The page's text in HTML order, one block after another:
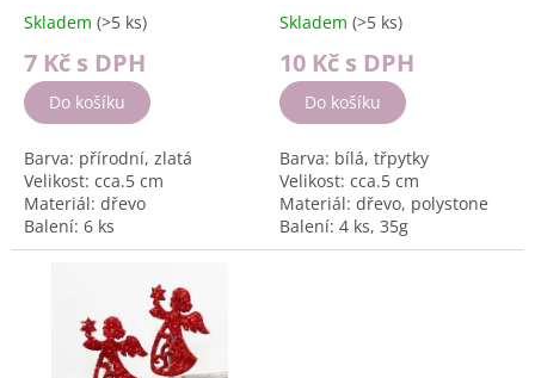
ůSkladem (>5 ks)
7 Kč s DPH
Do košíku
Barva: přírodní, zlatá
Velikost: cca.5 cm
Materiál: dřevo
Balení: 6 ks
Skladem (>5 ks)
10 Kč s DPH
Do košíku
Barva: bílá, třpytky
Velikost: cca.5 cm
Materiál: dřevo, polystone
Balení: 4 ks, 35g